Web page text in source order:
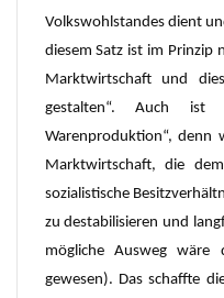
Volkswohlstandes dient
diesem Satz ist im Prinzip
Marktwirtschaft und
gestalten“. Auch
Warenproduktion“, denn
Marktwirtschaft, die
sozialistische
zu destabilisieren und
mögliche Ausweg wäre
gewesen). Das schaffte